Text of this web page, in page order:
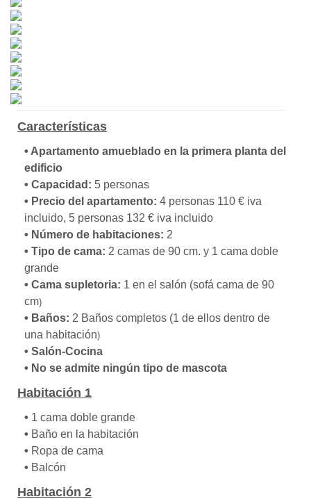
Características
• Apartamento amueblado en la primera planta del
edificio
• Capacidad: 5 personas
• Precio del apartamento: 4 personas 110 € iva
incluido, 5 personas 132 € iva incluido
• Número de habitaciones: 2
• Tipo de cama: 2 camas de 90 cm. y 1 cama doble
grande
• Cama supletoria: 1 en el salón (sofá cama de 90
cm)
• Baños: 2 Baños completos (1 de ellos dentro de
una habitación)
• Salón-Cocina
• No se admite ningún tipo de mascota
Habitación 1
• 1 cama doble grande
• Baño en la habitación
• Ropa de cama
• Balcón
Habitación 2